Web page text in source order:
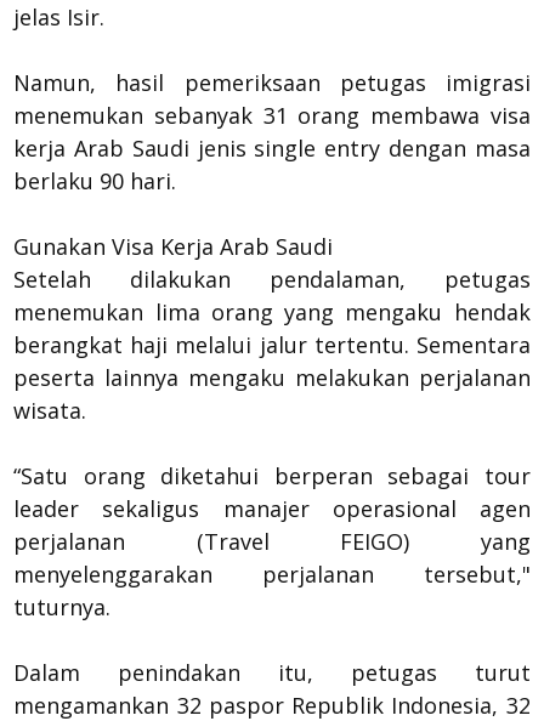
jelas Isir.
Namun, hasil pemeriksaan petugas imigrasi
menemukan sebanyak 31 orang membawa visa
kerja Arab Saudi jenis single entry dengan masa
berlaku 90 hari.
Gunakan Visa Kerja Arab Saudi
Setelah dilakukan pendalaman, petugas
menemukan lima orang yang mengaku hendak
berangkat haji melalui jalur tertentu. Sementara
peserta lainnya mengaku melakukan perjalanan
wisata.
“Satu orang diketahui berperan sebagai tour
leader sekaligus manajer operasional agen
perjalanan (Travel FEIGO) yang
menyelenggarakan perjalanan tersebut,"
tuturnya.
Dalam penindakan itu, petugas turut
mengamankan 32 paspor Republik Indonesia, 32